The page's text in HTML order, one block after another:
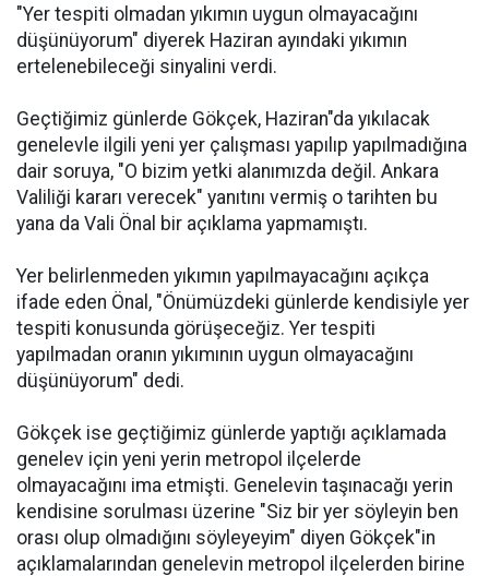
"Yer tespiti olmadan yıkımın uygun olmayacağını
düşünüyorum" diyerek Haziran ayındaki yıkımın
ertelenebileceği sinyalini verdi.
Geçtiğimiz günlerde Gökçek, Haziran"da yıkılacak
genelevle ilgili yeni yer çalışması yapılıp yapılmadığına
dair soruya, "O bizim yetki alanımızda değil. Ankara
Valiliği kararı verecek" yanıtını vermiş o tarihten bu
yana da Vali Önal bir açıklama yapmamıştı.
Yer belirlenmeden yıkımın yapılmayacağını açıkça
ifade eden Önal, "Önümüzdeki günlerde kendisiyle yer
tespiti konusunda görüşeceğiz. Yer tespiti
yapılmadan oranın yıkımının uygun olmayacağını
düşünüyorum" dedi.
Gökçek ise geçtiğimiz günlerde yaptığı açıklamada
genelev için yeni yerin metropol ilçelerde
olmayacağını ima etmişti. Genelevin taşınacağı yerin
kendisine sorulması üzerine "Siz bir yer söyleyin ben
orası olup olmadığını söyleyeyim" diyen Gökçek"in
açıklamalarından genelevin metropol ilçelerden birine